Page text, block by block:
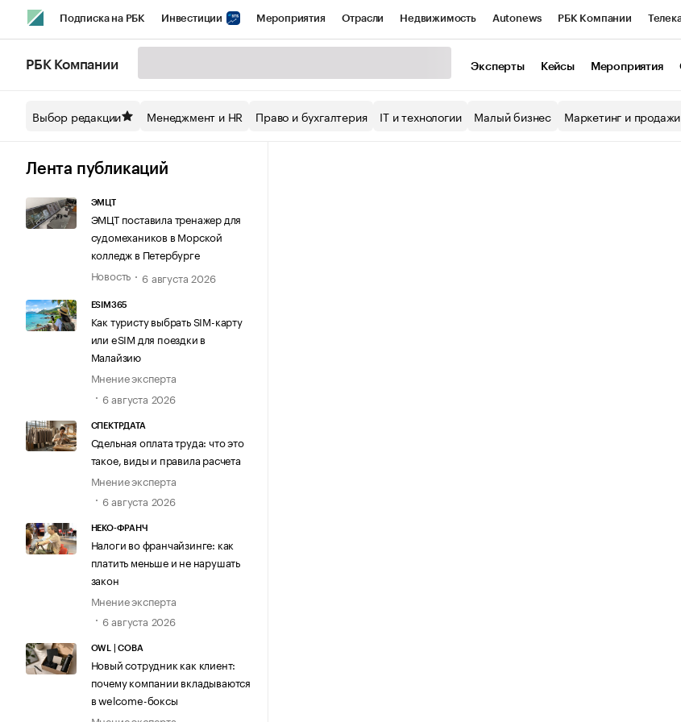
Подписка на РБК Инвестиции Мероприятия Отрасли Недвижимость Autonews РБК Компании
Спецпроекты СПб Конференции СПб Спецпроекты Экономика Бизнес
Технологии и медиа
РБК Компании Эксперты Кейсы Мероприятия
Выбор редакции Менеджмент и HR Право и бухгалтерия IT и технологии Малый бизнес Маркетинг и продажи
Лента публикаций
ЭМЦТ
ЭМЦТ поставила тренажер для
судомехаников в Морской
колледж в Петербурге
Новость
6 августа 2026
ESIM365
Как туристу выбрать SIM-карту
или eSIM для поездки в
Малайзию
Мнение эксперта
6 августа 2026
СПЕКТРДАТА
Сдельная оплата труда: что это
такое, виды и правила расчета
Мнение эксперта
6 августа 2026
НЕКО-ФРАНЧ
Налоги во франчайзинге: как
платить меньше и не нарушать
закон
Мнение эксперта
6 августа 2026
OWL | СОВА
Новый сотрудник как клиент:
почему компании вкладываются
в welcome-боксы